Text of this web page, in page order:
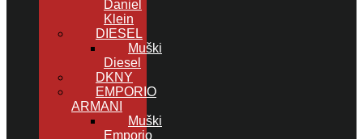
Daniel
Klein
DIESEL
Muški
Diesel
DKNY
EMPORIO
ARMANI
Muški
Emporio